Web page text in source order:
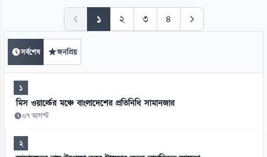
১ ২ ৩ ৪
সর্বশেষ জনপ্রিয়
১
মিস ওয়ার্ল্ডের মঞ্চে বাংলাদেশের প্রতিনিধি সামানজার
০৭ আগস্ট
২